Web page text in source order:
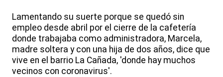
Lamentando su suerte porque se quedó sin
empleo desde abril por el cierre de la cafetería
donde trabajaba como administradora, Marcela,
madre soltera y con una hija de dos años, dice que
vive en el barrio La Cañada, 'donde hay muchos
vecinos con coronavirus'.